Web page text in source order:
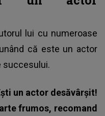
lui cu numeroase
că este un actor
succesului.
un actor desăvârșit!
frumos, recomand